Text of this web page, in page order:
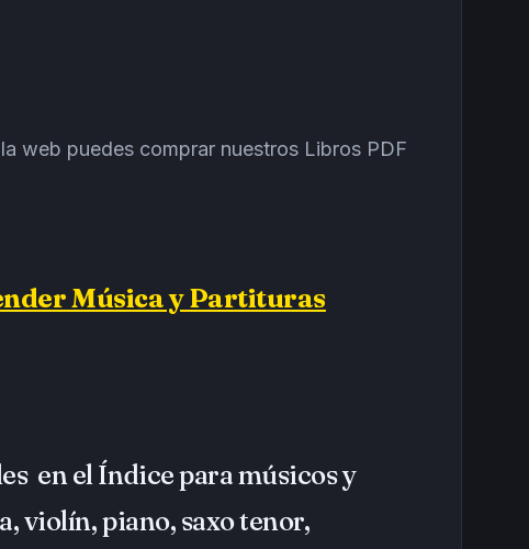
web puedes comprar nuestros Libros PDF
Música y Partituras
en el Índice para músicos y
violín, piano, saxo tenor,